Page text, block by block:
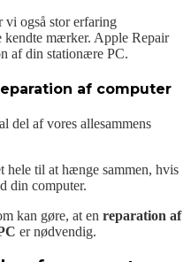
vi også stor erfaring
kendte mærker. Apple Repair
af din stationære PC.
af computer
del af vores allesammens
til at hænge sammen, hvis
din computer.
kan gøre, at en reparation af
er nødvendig.